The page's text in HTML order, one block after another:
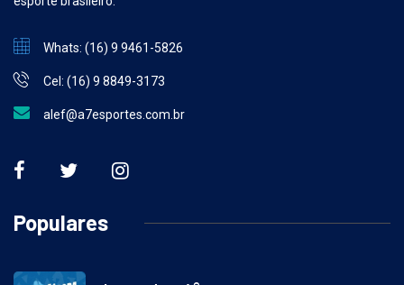
esporte brasileiro.
Whats: (16) 9 9461-5826
Cel: (16) 9 8849-3173
alef@a7esportes.com.br
Populares